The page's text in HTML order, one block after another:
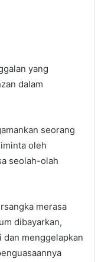
yang
dalam
seorang
oleh
seolah-olah
merasa
dibayarkan,
menggelapkan